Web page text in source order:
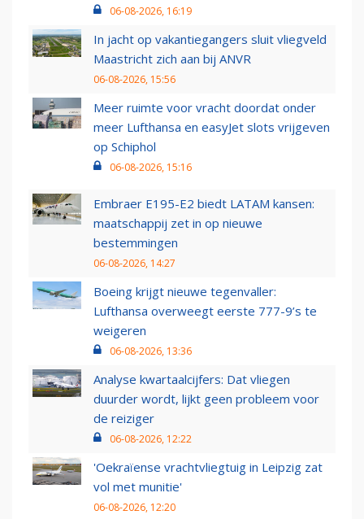
06-08-2026, 16:19
In jacht op vakantiegangers sluit vliegveld
Maastricht zich aan bij ANVR
06-08-2026, 15:56
Meer ruimte voor vracht doordat onder
meer Lufthansa en easyJet slots vrijgeven
op Schiphol
06-08-2026, 15:16
Embraer E195-E2 biedt LATAM kansen:
maatschappij zet in op nieuwe
bestemmingen
06-08-2026, 14:27
Boeing krijgt nieuwe tegenvaller:
Lufthansa overweegt eerste 777-9’s te
weigeren
06-08-2026, 13:36
Analyse kwartaalcijfers: Dat vliegen
duurder wordt, lijkt geen probleem voor
de reiziger
06-08-2026, 12:22
'Oekraïense vrachtvliegtuig in Leipzig zat
vol met munitie'
06-08-2026, 12:20